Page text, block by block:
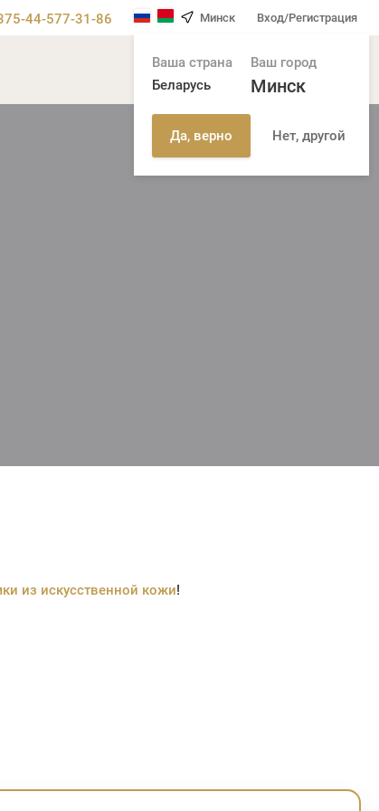
44-577-31-86 Минск
Ваша страна
Беларусь
Ваш город
Минск
Да, верно Нет, другой
Вход/Регистрация
из искусственной кожи!